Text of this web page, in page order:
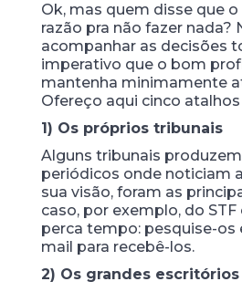
Ok, mas quem disse que
razão pra não fazer nada?
acompanhar as decisões
imperativo que o bom
mantenha minimamente
Ofereço aqui cinco atalhos
1) Os próprios tribunais
Alguns tribunais
periódicos onde noticiam
sua visão, foram as
caso, por exemplo, do STF
perca tempo: pesquise-os
mail para recebê-los.
2) Os grandes escritórios